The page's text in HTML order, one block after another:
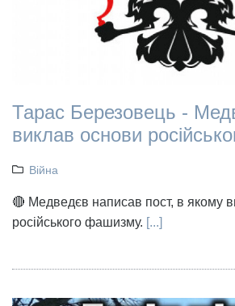
Тарас Березовець -
виклав основи
Війна
🔴 Медведєв написав пост, в якому
російського фашизму. [...]